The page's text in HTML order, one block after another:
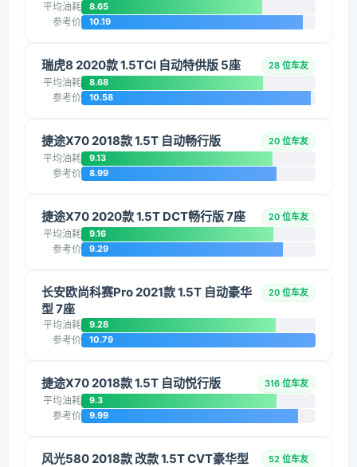
平均油耗 8.65
参考价 10.19
瑞虎8 2020款 1.5TCI 自动特供版 5座 28 位车友
平均油耗 8.68
参考价 10.58
捷途X70 2018款 1.5T 自动畅行版 20 位车友
平均油耗 9.13
参考价 8.99
捷途X70 2020款 1.5T DCT畅行版 7座 20 位车友
平均油耗 9.16
参考价 9.29
长安欧尚科赛Pro 2021款 1.5T 自动豪华
型 7座
20 位车友
平均油耗 9.28
参考价 10.79
捷途X70 2018款 1.5T 自动悦行版 316 位车友
平均油耗 9.3
参考价 9.99
风光580 2018款 改款 1.5T CVT豪华型 52 位车友